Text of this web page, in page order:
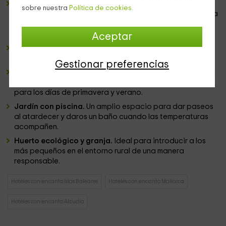
sobre nuestra Política de cookies.
Aceptar
Gestionar preferencias
Sala de estar.
Un espacio diáfano protagonizado por
una bonita chimenea. A su alrededor, sofás y sillones para
Biblioteca.Una estancia donde podréis disfrutar de una
agradable lectura o disfrutar de las vistas a la montaña.
para los días de primavera y verano.
Jardín con piscina. Un amplio espacio para dar paseos
al atardecer y daros un baño cuando las temperaturas
acompañen.
Huerto ecológico y granja. Ideal para introducir a los
más pequeños en el entorno rural de una manera
responsable.
Hoteles con encanto Islas Baleares Hoteles con encanto Mallorca
Hoteles con encanto Alcudia